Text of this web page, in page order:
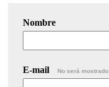
Nombre
E-mail No será mostrado.